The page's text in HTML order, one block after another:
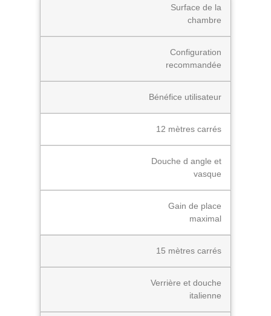
Surface de la
chambre
Configuration
recommandée
Bénéfice utilisateur
12 mètres carrés
Douche d angle et
vasque
Gain de place
maximal
15 mètres carrés
Verrière et douche
italienne